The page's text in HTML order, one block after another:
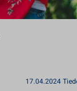
17.04.2024